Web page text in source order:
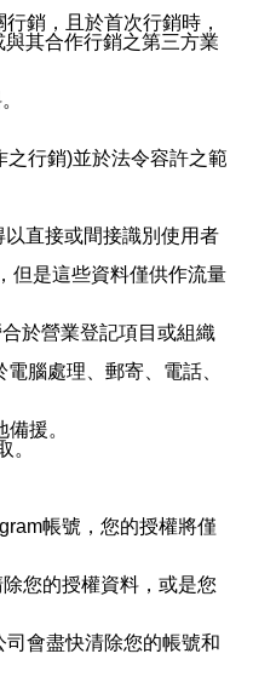
銷，且於首次行銷時，
其合作行銷之第三方業
行銷)並於法令容許之範
直接或間接識別使用者
但是這些資料僅供作流量
於營業登記項目或組織
腦處理、郵寄、電話、
備援。
。
帳號，您的授權將僅
您的授權資料，或是您
會盡快清除您的帳號和